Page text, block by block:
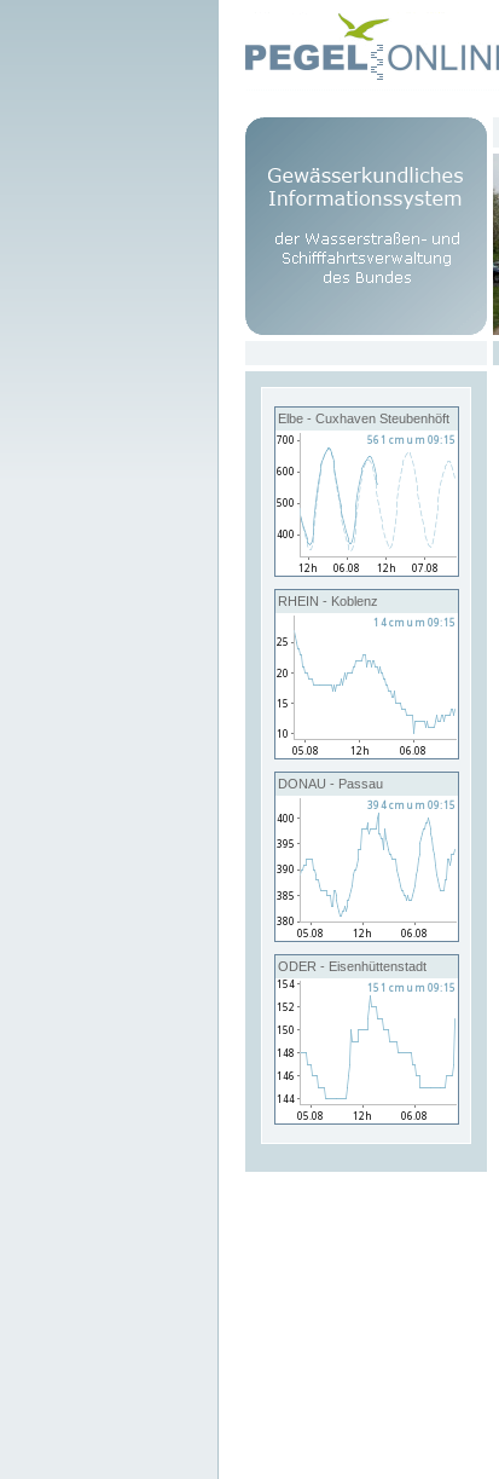
Elbe - Cuxhaven Steubenhöft
RHEIN - Koblenz
DONAU - Passau
ODER - Eisenhüttenstadt